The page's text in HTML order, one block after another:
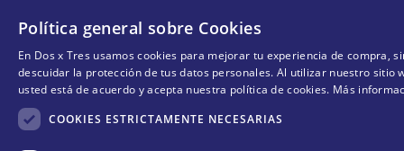
Política general sobre Cookies
En Dos x Tres usamos cookies para mejorar tu experiencia de compra,
descuidar la protección de tus datos personales. Al utilizar nuestro sitio
usted está de acuerdo y acepta nuestra política de cookies. Más
COOKIES ESTRICTAMENTE NECESARIAS